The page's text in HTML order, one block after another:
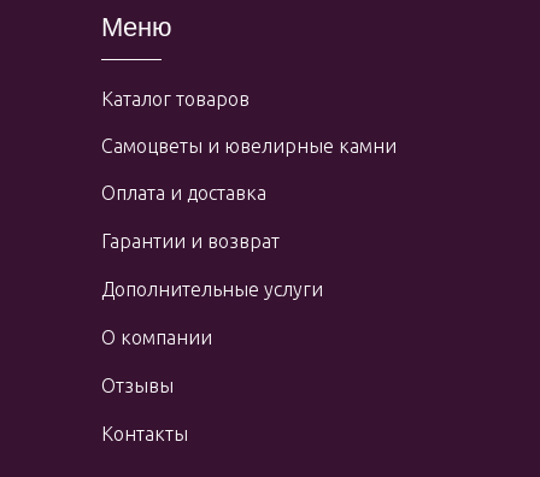
Меню
Каталог товаров
Самоцветы и ювелирные камни
Оплата и доставка
Гарантии и возврат
Дополнительные услуги
О компании
Отзывы
Контакты